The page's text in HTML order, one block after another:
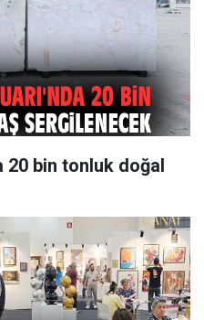
20 bin tonluk doğal